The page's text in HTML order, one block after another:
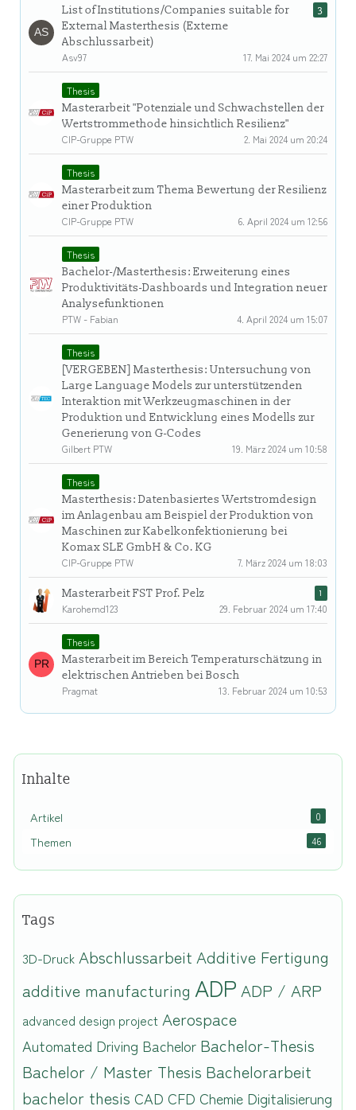
List of Institutions/Companies suitable for
External Masterthesis (Externe
Abschlussarbeit)
3
Asv97 17. Mai 2024 um 22:27
Thesis
Masterarbeit "Potenziale und Schwachstellen der
Wertstrommethode hinsichtlich Resilienz"
CIP-Gruppe PTW
2. Mai 2024 um 20:24
Thesis
Masterarbeit zum Thema Bewertung der Resilienz
einer Produktion
CIP-Gruppe PTW
6. April 2024 um 12:56
Thesis
Bachelor-/Masterthesis: Erweiterung eines
Produktivitäts-Dashboards und Integration neuer
Analysefunktionen
PTW - Fabian
4. April 2024 um 15:07
Thesis
[VERGEBEN] Masterthesis: Untersuchung von
Large Language Models zur unterstützenden
Interaktion mit Werkzeugmaschinen in der
Produktion und Entwicklung eines Modells zur
Generierung von G-Codes
Gilbert PTW
19. März 2024 um 10:58
Thesis
Masterthesis: Datenbasiertes Wertstromdesign
im Anlagenbau am Beispiel der Produktion von
Maschinen zur Kabelkonfektionierung bei
Komax SLE GmbH & Co. KG
CIP-Gruppe PTW
7. März 2024 um 18:03
Masterarbeit FST Prof. Pelz 1
Karohemd123 29. Februar 2024 um 17:40
Thesis
Masterarbeit im Bereich Temperaturschätzung in
elektrischen Antrieben bei Bosch
Pragmat
13. Februar 2024 um 10:53
Inhalte
Artikel 0
Themen 46
Tags
3D-Druck Abschlussarbeit Additive Fertigung
additive manufacturing ADP ADP / ARP
advanced design project Aerospace
Automated Driving Bachelor Bachelor-Thesis
Bachelor / Master Thesis Bachelorarbeit
bachelor thesis CAD CFD Chemie Digitalisierung